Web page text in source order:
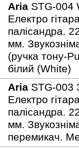
Aria STG-004
Електро
палісандра.
мм.
(ручка тону-
білий (White)
Aria STG-003
Електро
палісандра.
мм.
перемикач.